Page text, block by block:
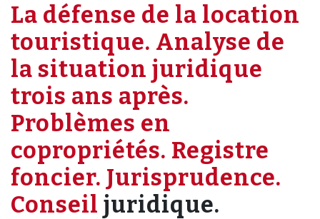
La défense de la location
touristique. Analyse de
la situation juridique
trois ans après.
Problèmes en
copropriétés. Registre
foncier. Jurisprudence.
Conseil juridique.